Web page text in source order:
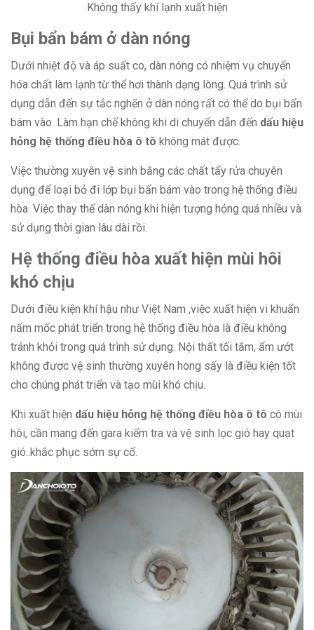
Không thấy khí lạnh xuất hiện
Bụi bẩn bám ở dàn nóng
Dưới nhiệt độ và áp suất co, dàn nóng có nhiệm vụ chuyển
hóa chất làm lạnh từ thể hơi thành dạng lòng. Quá trình sử
dụng dẫn đến sự tắc nghẽn ở dàn nóng rất có thể do bụi bẩn
bám vào. Làm hạn chế không khi di chuyển dẫn đến dấu hiệu
hỏng hệ thống điều hòa ô tô không mát được.
Việc thường xuyên vệ sinh bằng các chất tẩy rửa chuyên
dụng để loại bỏ đi lớp bụi bẩn bám vào trong hệ thống điều
hòa. Việc thay thế dàn nóng khi hiện tượng hỏng quá nhiều và
sử dụng thời gian lâu dài rồi.
Hệ thống điều hòa xuất hiện mùi hôi
khó chịu
Dưới điều kiện khí hậu như Việt Nam ,việc xuất hiện vi khuẩn
nấm mốc phát triển trong hệ thống điều hòa là điều không
tránh khỏi trong quá trình sử dụng. Nội thất tối tăm, ẩm ướt
không được vệ sinh thường xuyên hong sấy là điều kiện tốt
cho chúng phát triển và tạo mùi khó chịu.
Khi xuất hiện dấu hiệu hỏng hệ thống điều hòa ô tô có mùi
hôi, cần mang đến gara kiểm tra và vệ sinh lọc gió hay quạt
gió..khắc phục sớm sự cố.